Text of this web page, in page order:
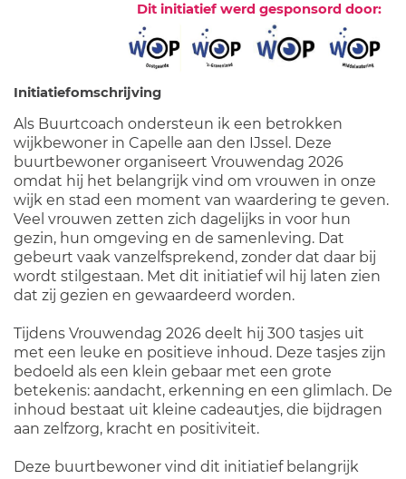
Dit initiatief werd gesponsord door:
Initiatiefomschrijving
Als Buurtcoach ondersteun ik een betrokken
wijkbewoner in Capelle aan den IJssel. Deze
buurtbewoner organiseert Vrouwendag 2026
omdat hij het belangrijk vind om vrouwen in onze
wijk en stad een moment van waardering te geven.
Veel vrouwen zetten zich dagelijks in voor hun
gezin, hun omgeving en de samenleving. Dat
gebeurt vaak vanzelfsprekend, zonder dat daar bij
wordt stilgestaan. Met dit initiatief wil hij laten zien
dat zij gezien en gewaardeerd worden.
Tijdens Vrouwendag 2026 deelt hij 300 tasjes uit
met een leuke en positieve inhoud. Deze tasjes zijn
bedoeld als een klein gebaar met een grote
betekenis: aandacht, erkenning en een glimlach. De
inhoud bestaat uit kleine cadeautjes, die bijdragen
aan zelfzorg, kracht en positiviteit.
Deze buurtbewoner vind dit initiatief belangrijk